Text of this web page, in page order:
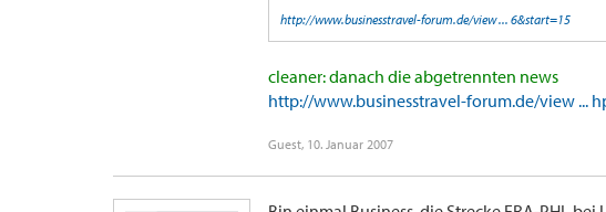
http://www.businesstravel-forum.de/view ... 6&start=15
cleaner: danach die abgetrennten news
http://www.businesstravel-forum.de/view ...
Guest, 10. Januar 2007